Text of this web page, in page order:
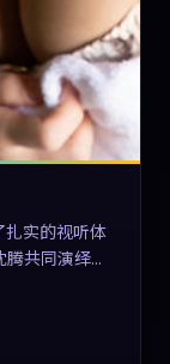
扎实的视听体
共同演绎。
成高密度的
情节反转，